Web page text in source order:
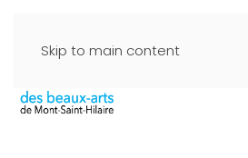
Skip to main content